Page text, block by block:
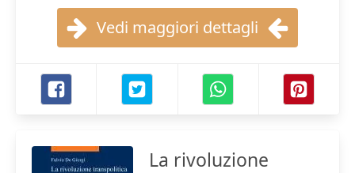
Vedi maggiori dettagli
La rivoluzione